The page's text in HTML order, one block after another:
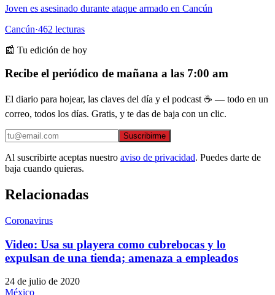
Joven es asesinado durante ataque armado en Cancún
Cancún·462 lecturas
📰 Tu edición de hoy
Recibe el periódico de mañana a las 7:00 am
El diario para hojear, las claves del día y el podcast ☕ — todo en un
correo, todos los días. Gratis, y te das de baja con un clic.
Suscribirme
Al suscribirte aceptas nuestro aviso de privacidad. Puedes darte de
baja cuando quieras.
Relacionadas
Coronavirus
Video: Usa su playera como cubrebocas y lo
expulsan de una tienda; amenaza a empleados
24 de julio de 2020
México